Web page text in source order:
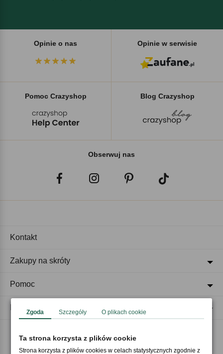
Opinie o nas Opinie w serwisie
Pomoc Crazyshop Blog Crazyshop
Obserwuj nas
Akceptujemy płatności
Kontakt
Zakupy na skróty
Pomoc
Regulaminy
Zgoda Szczegóły O plikach cookie
Ta strona korzysta z plików cookie
Strona korzysta z plików cookies w celach statystycznych zgodnie z